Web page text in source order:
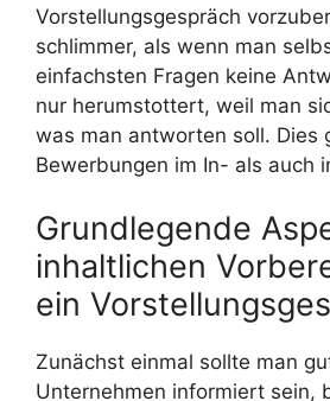
Vorstellungsgespräch
schlimmer, als wenn man
einfachsten Fragen keine
nur herumstottert, weil man
was man antworten soll. Dies
Bewerbungen im In- als auch
Grundlegende
inhaltlichen
ein
Zunächst einmal sollte man
Unternehmen informiert sein,